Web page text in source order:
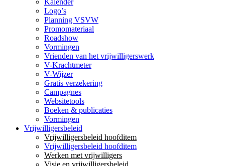
Kalender
Logo’s
Planning VSVW
Promomateriaal
Roadshow
Vormingen
Vrienden van het vrijwilligerswerk
V-Krachtmeter
V-Wijzer
Gratis verzekering
Campagnes
Websitetools
Boeken & publicaties
Vormingen
Vrijwilligersbeleid
Vrijwilligersbeleid hoofditem
Vrijwilligersbeleid hoofditem
Werken met vrijwilligers
Visie en vrijwilligersbeleid